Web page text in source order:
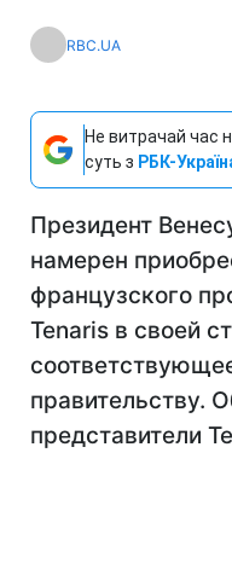
RBC.UA
Не витрачай час
суть з РБК-
Президент
намерен
французского
Tenaris в своей
правительству.
представители